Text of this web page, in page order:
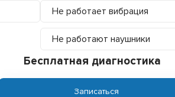
Не работает вибрация
Не работают наушники
Бесплатная диагностика
Записаться